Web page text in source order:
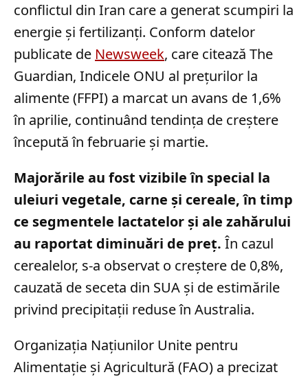
conflictul din Iran care a generat scumpiri la
energie și fertilizanți. Conform datelor
publicate de Newsweek, care citează The
Guardian, Indicele ONU al prețurilor la
alimente (FFPI) a marcat un avans de 1,6%
în aprilie, continuând tendința de creștere
începută în februarie și martie.
Majorările au fost vizibile în special la
uleiuri vegetale, carne și cereale, în timp
ce segmentele lactatelor și ale zahărului
au raportat diminuări de preț. În cazul
cerealelor, s-a observat o creștere de 0,8%,
cauzată de seceta din SUA și de estimările
privind precipitații reduse în Australia.
Organizația Națiunilor Unite pentru
Alimentație și Agricultură (FAO) a precizat